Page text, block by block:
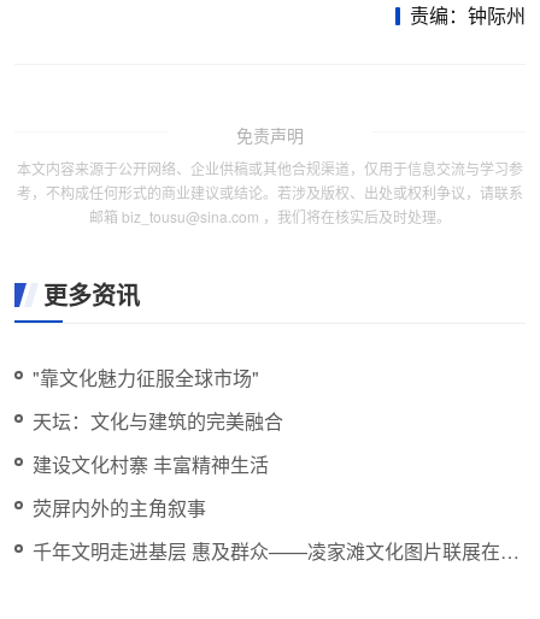
责编：钟际州
免责声明
本文内容来源于公开网络、企业供稿或其他合规渠道，仅用于信息交流与学习参
考，不构成任何形式的商业建议或结论。若涉及版权、出处或权利争议，请联系
邮箱 biz_tousu@sina.com ，我们将在核实后及时处理。
更多资讯
"靠文化魅力征服全球市场"
天坛：文化与建筑的完美融合
建设文化村寨 丰富精神生活
荧屏内外的主角叙事
千年文明走进基层 惠及群众——凌家滩文化图片联展在京